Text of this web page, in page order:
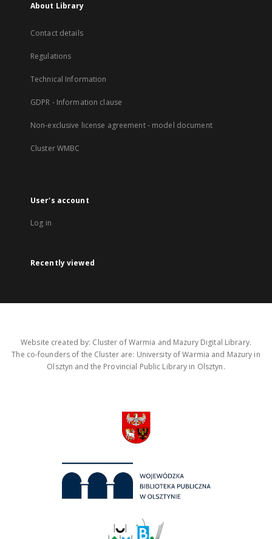
About Library
Contact details
Regulations
Technical Information
GDPR - Information clause
Non-exclusive license agreement - model document
Cluster WMBC
User's account
Log in
Recently viewed
Website created by: Cluster of Warmia and Mazury Digital Library.
The co-founders of the Cluster are: University of Warmia and Mazury in
Olsztyn and the Provincial Public Library in Olsztyn.